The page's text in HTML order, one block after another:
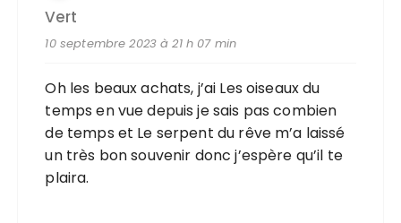
Vert
10 septembre 2023 à 21 h 07 min
Oh les beaux achats, j’ai Les oiseaux du
temps en vue depuis je sais pas combien
de temps et Le serpent du rêve m’a laissé
un très bon souvenir donc j’espère qu’il te
plaira.